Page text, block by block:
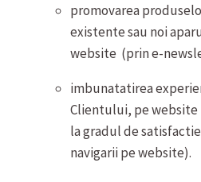
promovarea
existente sau noi
website (prin e-
imbunatatirea
Clientului, pe website
la gradul de
navigarii pe website).